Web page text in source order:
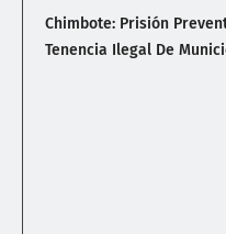
Chimbote: Prisión
Tenencia Ilegal De